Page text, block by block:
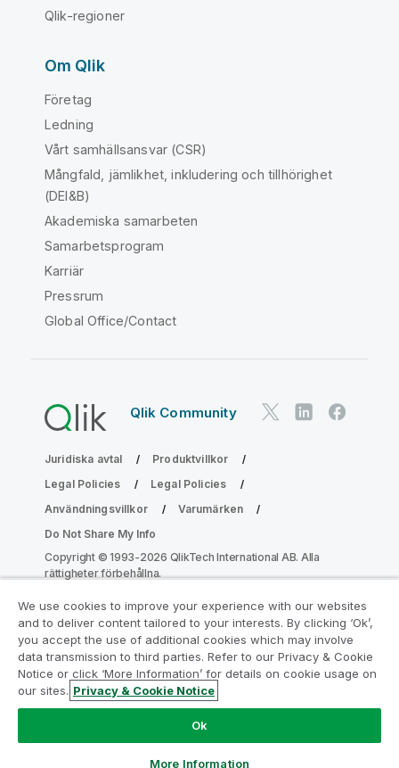
Qlik-regioner
Om Qlik
Företag
Ledning
Vårt samhällsansvar (CSR)
Mångfald, jämlikhet, inkludering och tillhörighet
(DEI&B)
Akademiska samarbeten
Samarbetsprogram
Karriär
Pressrum
Global Office/Contact
Qlik Community
Juridiska avtal
Produktvillkor
Legal Policies
Legal Policies
Användningsvillkor
Varumärken
Do Not Share My Info
Copyright © 1993-2026 QlikTech International AB. Alla
rättigheter förbehållna.
Gå med i programmet Analytics
Modernization
Modernisera utan att kompromissa med dina värdefulla
QlikView-appar med programmet för
analysmodernisering.
ampquestions@qlik.com
We use cookies to improve your experience with our websites
and to deliver content tailored to your interests. By clicking ‘Ok’,
you accept the use of additional cookies which may involve
data transmission to third parties. Refer to our Privacy & Cookie
Notice or click ‘More Information’ for details on cookie usage on
our sites. Privacy & Cookie Notice
Ok
More Information